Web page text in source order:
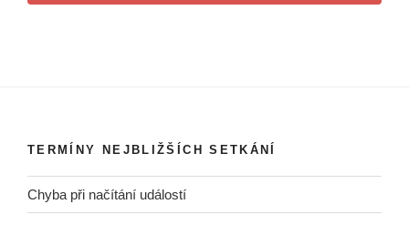
TERMÍNY NEJBLIŽŠÍCH SETKÁNÍ
Chyba při načítání událostí